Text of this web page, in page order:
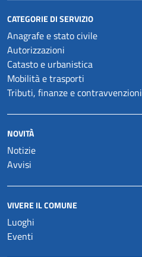
CATEGORIE DI SERVIZIO
Anagrafe e stato civile
Autorizzazioni
Catasto e urbanistica
Mobilità e trasporti
Tributi, finanze e contravvenzioni
NOVITÀ
Notizie
Avvisi
VIVERE IL COMUNE
Luoghi
Eventi